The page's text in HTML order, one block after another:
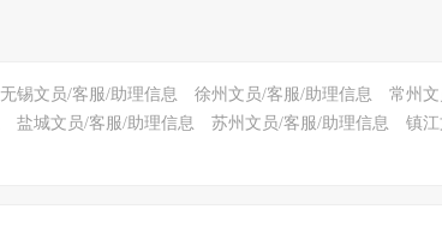
无锡文员/客服/助理信息 徐州文员/客服/助理信息 常州
盐城文员/客服/助理信息 苏州文员/客服/助理信息 镇